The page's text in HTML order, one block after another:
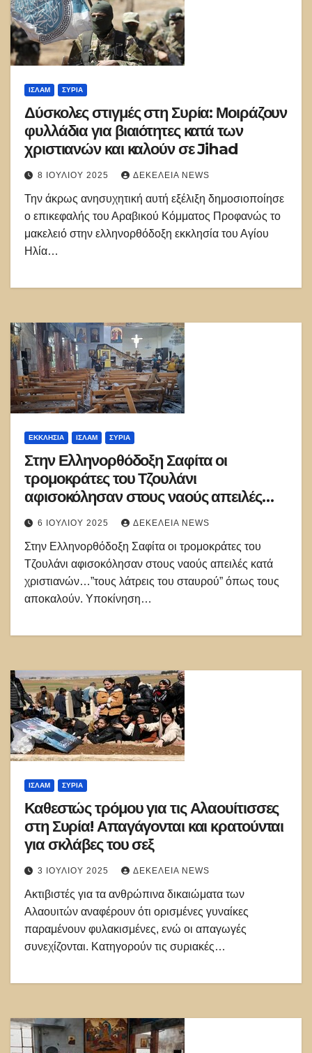
ΙΣΛΑΜ ΣΥΡΊΑ
Δύσκολες στιγμές στη Συρία: Μοιράζουν
φυλλάδια για βιαιότητες κατά των
χριστιανών και καλούν σε Jihad
8 ΙΟΥΛΊΟΥ 2025 ΔΕΚΈΛΕΙΑ NEWS
Την άκρως ανησυχητική αυτή εξέλιξη δημοσιοποίησε
ο επικεφαλής του Αραβικού Κόμματος Προφανώς το
μακελειό στην ελληνορθόδοξη εκκλησία του Αγίου
Ηλία…
ΕΚΚΛΗΣΊΑ ΙΣΛΑΜ ΣΥΡΊΑ
Στην Ελληνορθόδοξη Σαφίτα οι
τρομοκράτες του Τζουλάνι
αφισοκόλησαν στους ναούς απειλές
κατά χριστιανών
6 ΙΟΥΛΊΟΥ 2025 ΔΕΚΈΛΕΙΑ NEWS
Στην Ελληνορθόδοξη Σαφίτα οι τρομοκράτες του
Τζουλάνι αφισοκόλησαν στους ναούς απειλές κατά
χριστιανών…”τους λάτρεις του σταυρού” όπως τους
αποκαλούν. Υποκίνηση…
ΙΣΛΑΜ ΣΥΡΊΑ
Καθεστώς τρόμου για τις Αλαουίτισσες
στη Συρία! Απαγάγονται και κρατούνται
για σκλάβες του σεξ
3 ΙΟΥΛΊΟΥ 2025 ΔΕΚΈΛΕΙΑ NEWS
Ακτιβιστές για τα ανθρώπινα δικαιώματα των
Αλαουιτών αναφέρουν ότι ορισμένες γυναίκες
παραμένουν φυλακισμένες, ενώ οι απαγωγές
συνεχίζονται. Κατηγορούν τις συριακές…